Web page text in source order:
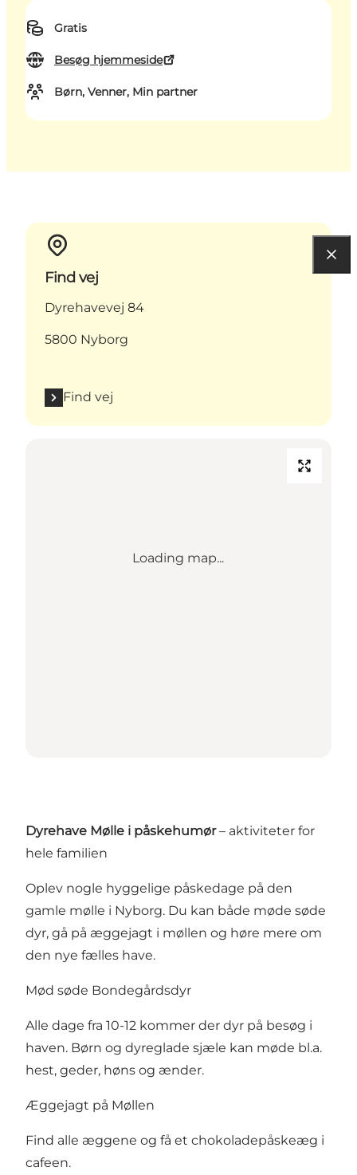
Gratis
Besøg hjemmeside
Børn, Venner, Min partner
Find vej
Dyrehavevej 84
5800 Nyborg
Find vej
Loading map...
Dyrehave Mølle i påskehumør– aktiviteter for
hele familien
Oplev nogle hyggelige påskedage på den
gamle mølle i Nyborg. Du kan både møde søde
dyr, gå på æggejagt i møllen og høre mere om
den nye fælles have.
Mød søde Bondegårdsdyr
Alle dage fra 10-12 kommer der dyr på besøg i
haven. Børn og dyreglade sjæle kan møde bl.a.
hest, geder, høns og ænder.
Æggejagt på Møllen
Find alle æggene og få et chokoladepåskeæg i
cafeen.